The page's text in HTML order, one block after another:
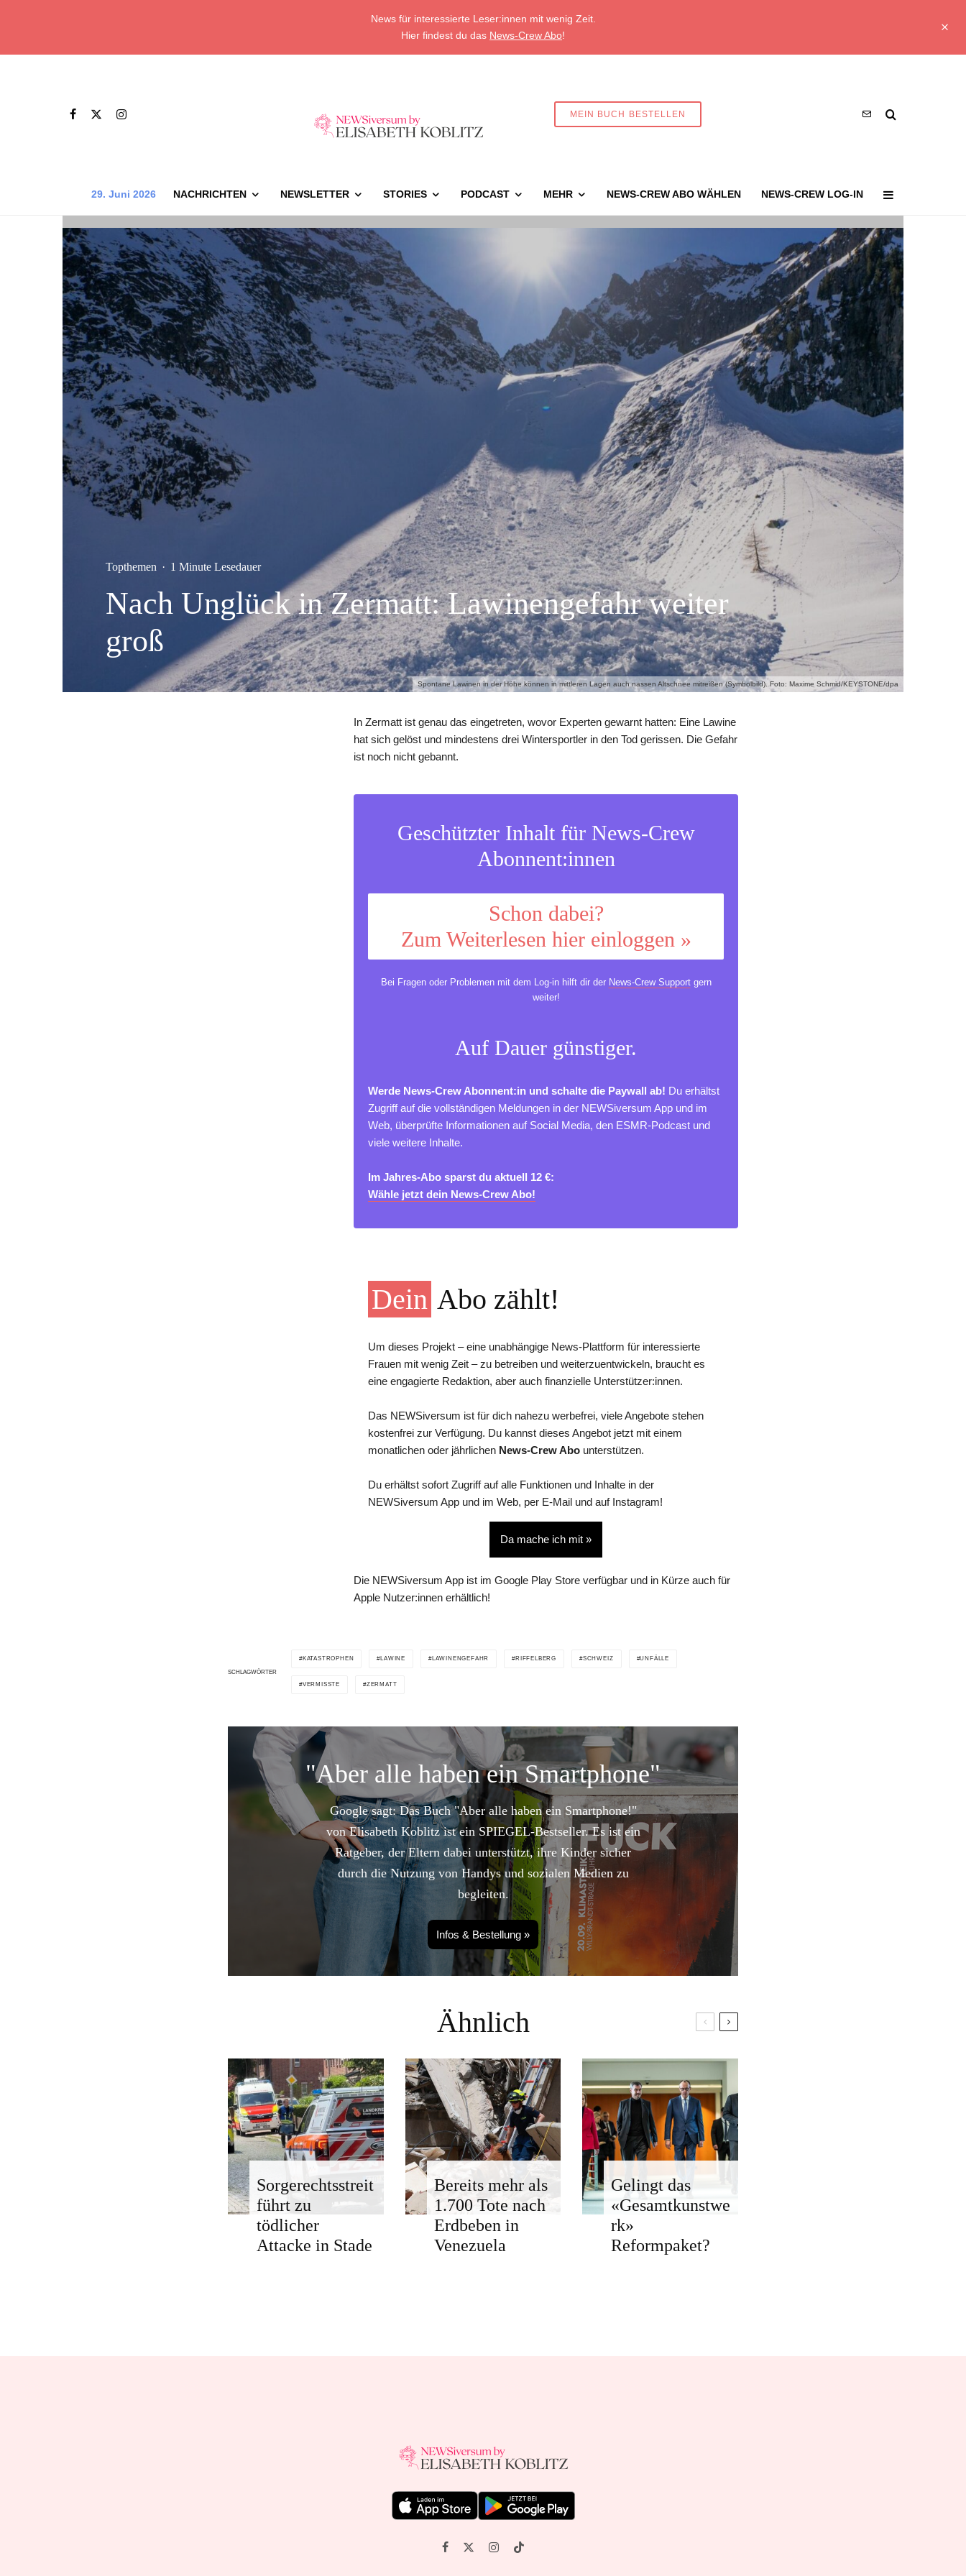
News für interessierte Leser:innen mit wenig Zeit.
Hier findest du das News-Crew Abo!
MEIN BUCH BESTELLEN
29. Juni 2026 NACHRICHTEN NEWSLETTER STORIES PODCAST MEHR NEWS-CREW ABO WÄHLEN NEWS-CREW LOG-IN
Spontane Lawinen in der Höhe können in mittleren Lagen auch nassen Altschnee mitreißen (Symbolbild). Foto: Maxime Schmid/KEYSTONE/dpa
Topthemen · 1 Minute Lesedauer
Nach Unglück in Zermatt: Lawinengefahr weiter
groß
In Zermatt ist genau das eingetreten, wovor Experten gewarnt hatten: Eine Lawine
hat sich gelöst und mindestens drei Wintersportler in den Tod gerissen. Die Gefahr
ist noch nicht gebannt.
Geschützter Inhalt für News-Crew
Abonnent:innen
Schon dabei?
Zum Weiterlesen hier einloggen »
Bei Fragen oder Problemen mit dem Log-in hilft dir der News-Crew Supportgern
weiter!
Auf Dauer günstiger.
Werde News-Crew Abonnent:in und schalte die Paywall ab! Du erhältst
Zugriff auf die vollständigen Meldungen in der NEWSiversum App und im
Web, überprüfte Informationen auf Social Media, den ESMR-Podcast und
viele weitere Inhalte.
Im Jahres-Abo sparst du aktuell 12 €:
Wähle jetzt dein News-Crew Abo!
Dein Abo zählt!
Um dieses Projekt – eine unabhängige News-Plattform für interessierte
Frauen mit wenig Zeit – zu betreiben und weiterzuentwickeln, braucht es
eine engagierte Redaktion, aber auch finanzielle Unterstützer:innen.
Das NEWSiversum ist für dich nahezu werbefrei, viele Angebote stehen
kostenfrei zur Verfügung. Du kannst dieses Angebot jetzt mit einem
monatlichen oder jährlichen News-Crew Abo unterstützen.
Du erhältst sofort Zugriff auf alle Funktionen und Inhalte in der
NEWSiversum App und im Web, per E-Mail und auf Instagram!
Da mache ich mit »
Die NEWSiversum App ist im Google Play Store verfügbar und in Kürze auch für
Apple Nutzer:innen erhältlich!
SCHLAGWÖRTER
KATASTROPHEN LAWINE LAWINENGEFAHR RIFFELBERG SCHWEIZ UNFÄLLE
VERMISSTE ZERMATT
"Aber alle haben ein Smartphone"
Google sagt: Das Buch "Aber alle haben ein Smartphone!"
von Elisabeth Koblitz ist ein SPIEGEL-Bestseller. Es ist ein
Ratgeber, der Eltern dabei unterstützt, ihre Kinder sicher
durch die Nutzung von Handys und sozialen Medien zu
begleiten.
Infos & Bestellung »
Ähnlich
Sorgerechtsstreit
führt zu
tödlicher
Attacke in Stade
Bereits mehr als
1.700 Tote nach
Erdbeben in
Venezuela
Gelingt das
«Gesamtkunstwe
rk»
Reformpaket?